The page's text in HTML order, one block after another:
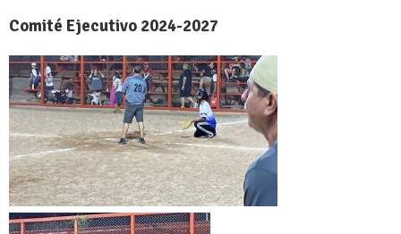
Comité Ejecutivo 2024-2027